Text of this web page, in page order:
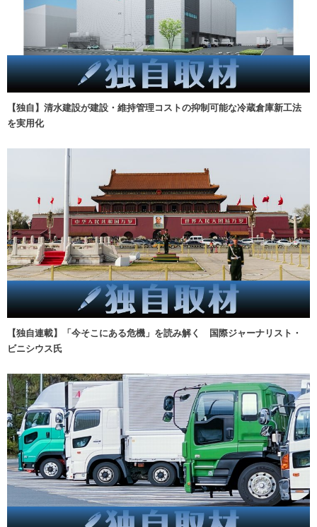
【独自】清水建設が建設・維持管理コストの抑制可能な冷蔵倉庫新工法
を実用化
【独自連載】「今そこにある危機」を読み解く 国際ジャーナリスト・
ビニシウス氏